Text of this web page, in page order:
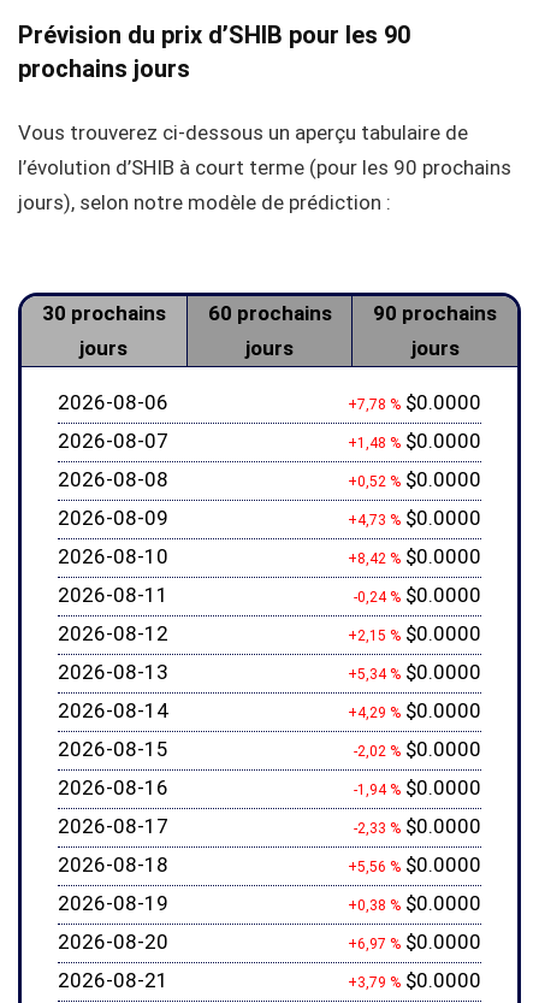
Prévision du prix d’SHIB pour les 90
prochains jours
Vous trouverez ci-dessous un aperçu tabulaire de
l’évolution d’SHIB à court terme (pour les 90 prochains
jours), selon notre modèle de prédiction :
30 prochains
jours
60 prochains
jours
90 prochains
jours
2026-08-06 +7,78 % $0.0000
2026-08-07
+1,48 % $0.0000
2026-08-08
+0,52 % $0.0000
2026-08-09
+4,73 % $0.0000
2026-08-10
+8,42 % $0.0000
2026-08-11
-0,24 % $0.0000
2026-08-12
+2,15 % $0.0000
2026-08-13
+5,34 % $0.0000
2026-08-14
+4,29 % $0.0000
2026-08-15
-2,02 % $0.0000
2026-08-16
-1,94 % $0.0000
2026-08-17
-2,33 % $0.0000
2026-08-18
+5,56 % $0.0000
2026-08-19
+0,38 % $0.0000
2026-08-20
+6,97 % $0.0000
2026-08-21
+3,79 % $0.0000